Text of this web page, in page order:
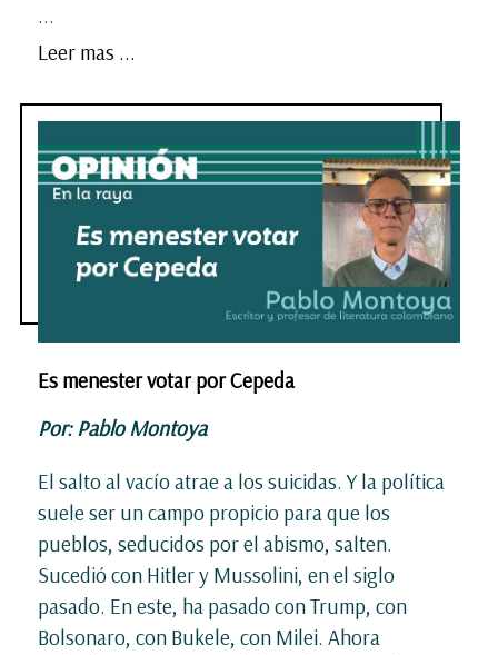
...
Leer mas ...
Es menester votar por Cepeda
Por: Pablo Montoya
El salto al vacío atrae a los suicidas. Y la política
suele ser un campo propicio para que los
pueblos, seducidos por el abismo, salten.
Sucedió con Hitler y Mussolini, en el siglo
pasado. En este, ha pasado con Trump, con
Bolsonaro, con Bukele, con Milei. Ahora